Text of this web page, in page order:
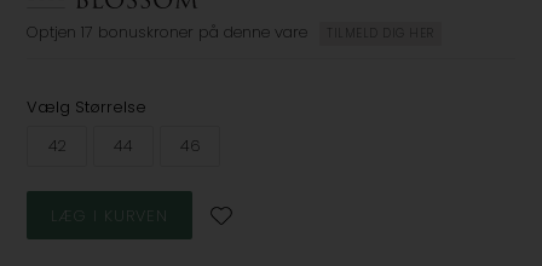
Optjen 17 bonuskroner på denne vare TILMELD DIG HER
Vælg Størrelse
42
44 46